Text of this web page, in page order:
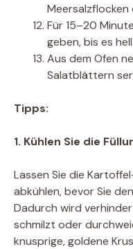
Meersalzflocken
Für 15–20
geben, bis es
Aus dem Ofen
Salatblättern
Tipps:
1. Kühlen Sie die
Lassen Sie die
abkühlen, bevor Sie
Dadurch wird
schmilzt oder
knusprige, goldene